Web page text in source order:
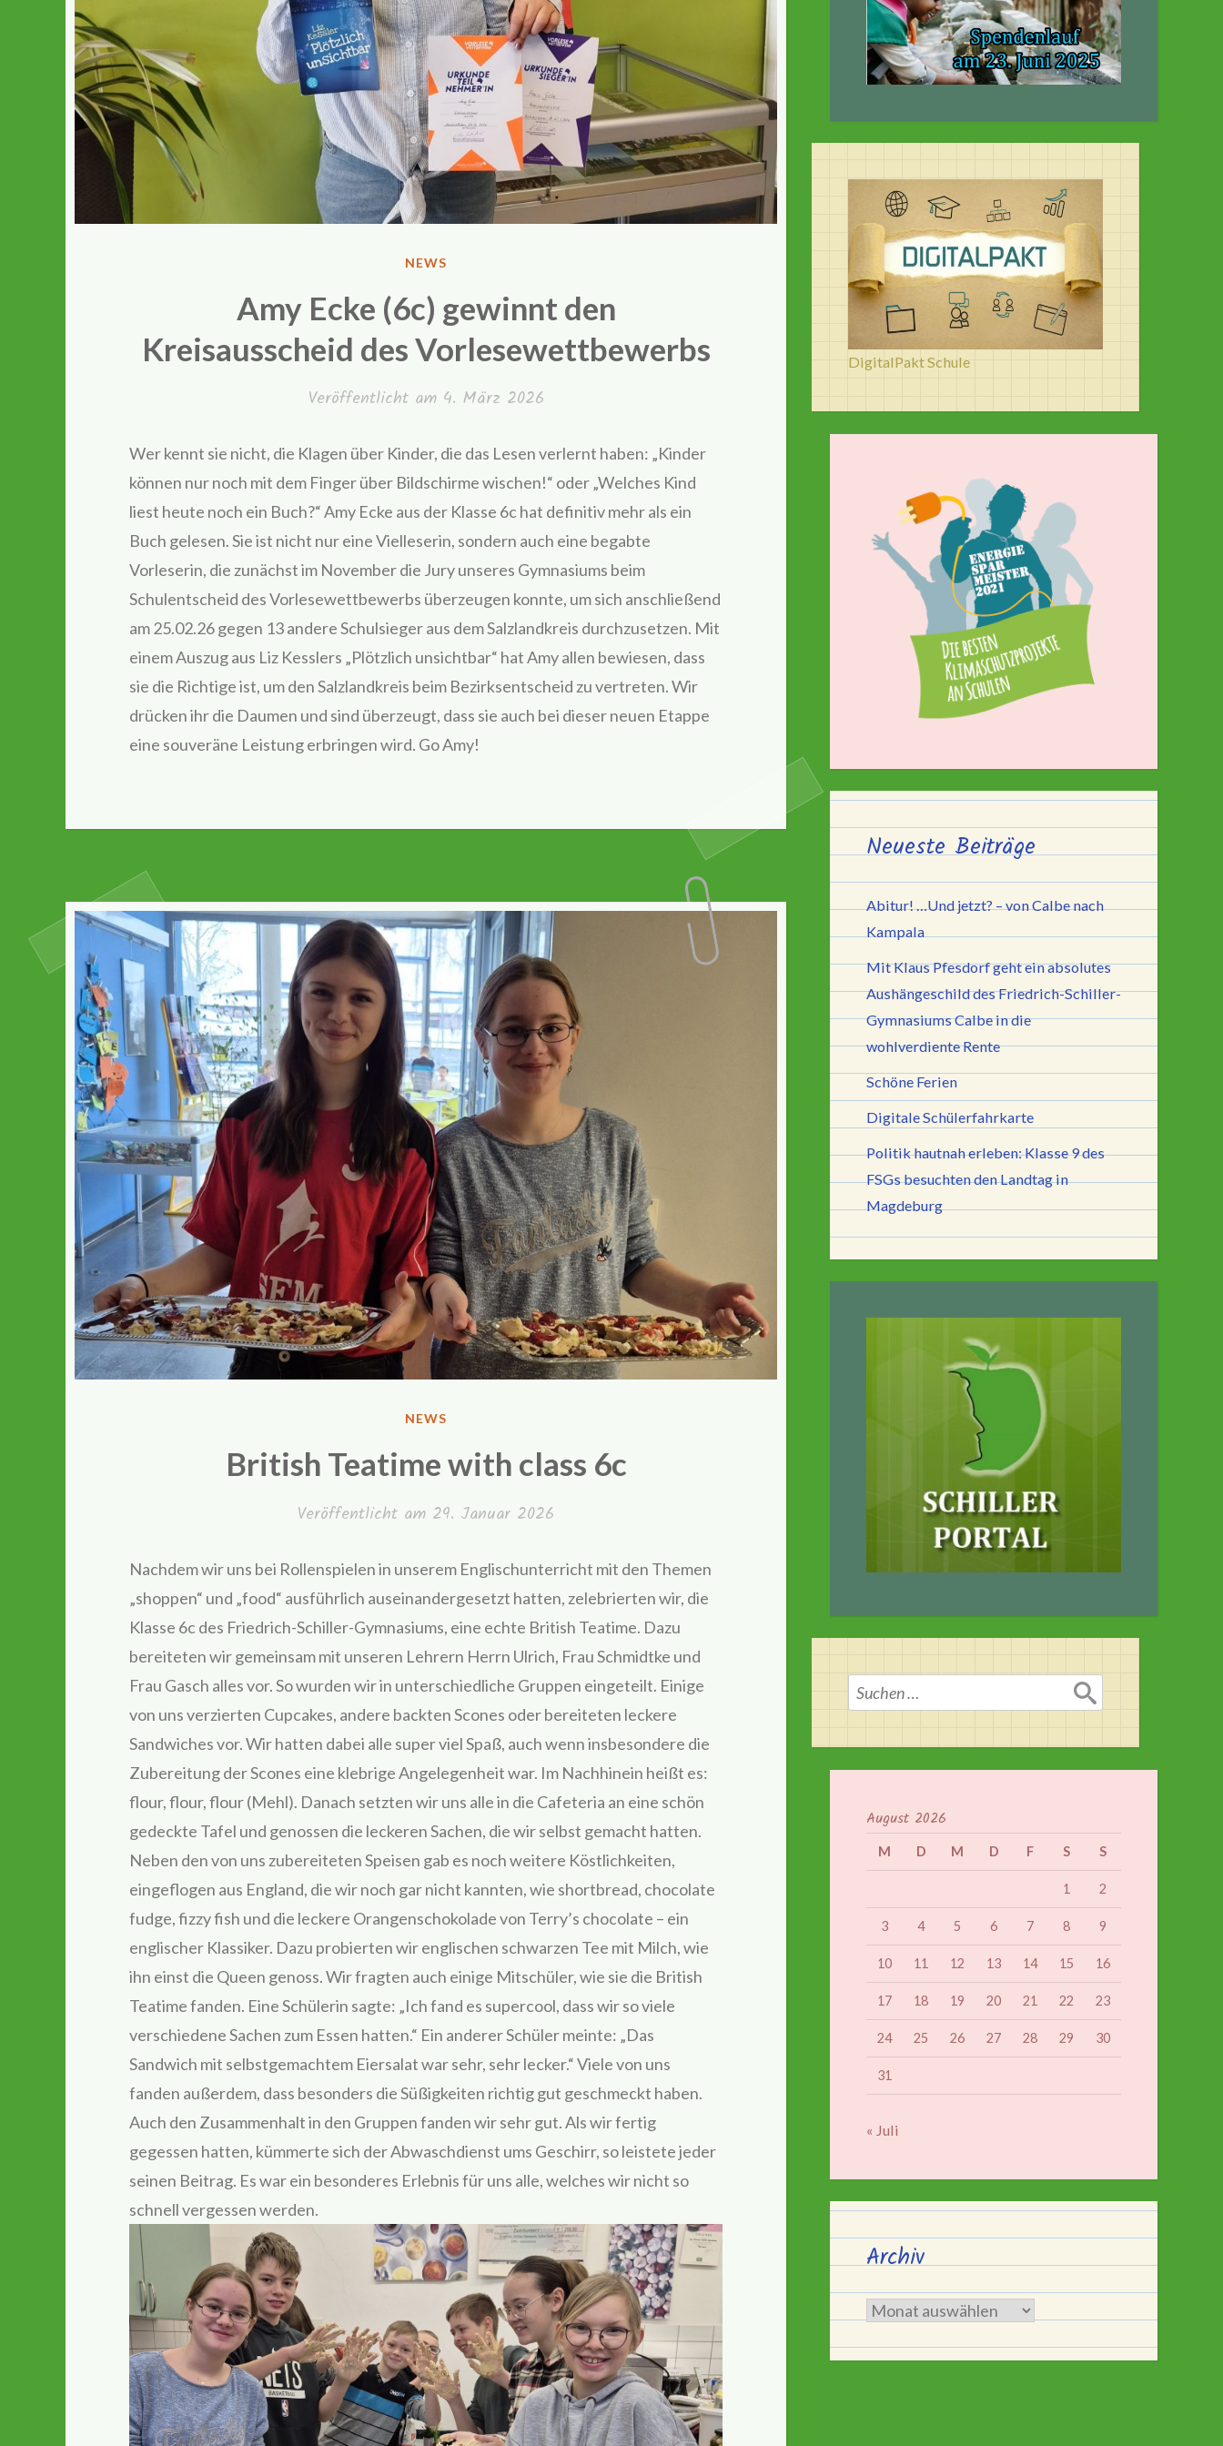
VERÖFFENTLICHT
NEWS
Amy Ecke (6c) gewinnt den
Kreisausscheid des Vorlesewettbewerbs
Veröffentlicht am 4. März 2026
Wer kennt sie nicht, die Klagen über Kinder, die das Lesen verlernt haben: „Kinder
können nur noch mit dem Finger über Bildschirme wischen!“ oder „Welches Kind
liest heute noch ein Buch?“ Amy Ecke aus der Klasse 6c hat definitiv mehr als ein
Buch gelesen. Sie ist nicht nur eine Vielleserin, sondern auch eine begabte
Vorleserin, die zunächst im November die Jury unseres Gymnasiums beim
Schulentscheid des Vorlesewettbewerbs überzeugen konnte, um sich anschließend
am 25.02.26 gegen 13 andere Schulsieger aus dem Salzlandkreis durchzusetzen. Mit
einem Auszug aus Liz Kesslers „Plötzlich unsichtbar“ hat Amy allen bewiesen, dass
sie die Richtige ist, um den Salzlandkreis beim Bezirksentscheid zu vertreten. Wir
drücken ihr die Daumen und sind überzeugt, dass sie auch bei dieser neuen Etappe
eine souveräne Leistung erbringen wird. Go Amy!
VERÖFFENTLICHT
NEWS
British Teatime with class 6c
Veröffentlicht am 29. Januar 2026
Nachdem wir uns bei Rollenspielen in unserem Englischunterricht mit den Themen
„shoppen“ und „food“ ausführlich auseinandergesetzt hatten, zelebrierten wir, die
Klasse 6c des Friedrich-Schiller-Gymnasiums, eine echte British Teatime. Dazu
bereiteten wir gemeinsam mit unseren Lehrern Herrn Ulrich, Frau Schmidtke und
Frau Gasch alles vor. So wurden wir in unterschiedliche Gruppen eingeteilt. Einige
von uns verzierten Cupcakes, andere backten Scones oder bereiteten leckere
Sandwiches vor. Wir hatten dabei alle super viel Spaß, auch wenn insbesondere die
Zubereitung der Scones eine klebrige Angelegenheit war. Im Nachhinein heißt es:
flour, flour, flour (Mehl). Danach setzten wir uns alle in die Cafeteria an eine schön
gedeckte Tafel und genossen die leckeren Sachen, die wir selbst gemacht hatten.
Neben den von uns zubereiteten Speisen gab es noch weitere Köstlichkeiten,
eingeflogen aus England, die wir noch gar nicht kannten, wie shortbread, chocolate
fudge, fizzy fish und die leckere Orangenschokolade von Terry’s chocolate – ein
englischer Klassiker. Dazu probierten wir englischen schwarzen Tee mit Milch, wie
ihn einst die Queen genoss. Wir fragten auch einige Mitschüler, wie sie die British
Teatime fanden. Eine Schülerin sagte: „Ich fand es supercool, dass wir so viele
verschiedene Sachen zum Essen hatten.“ Ein anderer Schüler meinte: „Das
Sandwich mit selbstgemachtem Eiersalat war sehr, sehr lecker.“ Viele von uns
fanden außerdem, dass besonders die Süßigkeiten richtig gut geschmeckt haben.
Auch den Zusammenhalt in den Gruppen fanden wir sehr gut. Als wir fertig
gegessen hatten, kümmerte sich der Abwaschdienst ums Geschirr, so leistete jeder
seinen Beitrag. Es war ein besonderes Erlebnis für uns alle, welches wir nicht so
schnell vergessen werden.
DigitalPakt Schule
Neueste Beiträge
Abitur! …Und jetzt? – von Calbe nach
Kampala
Mit Klaus Pfesdorf geht ein absolutes
Aushängeschild des Friedrich-Schiller-
Gymnasiums Calbe in die
wohlverdiente Rente
Schöne Ferien
Digitale Schülerfahrkarte
Politik hautnah erleben: Klasse 9 des
FSGs besuchten den Landtag in
Magdeburg
Suchen
nach:
August 2026
M D M D F S S
1 2
3 4 5 6 7 8 9
10 11 12 13 14 15 16
17 18 19 20 21 22 23
24 25 26 27 28 29 30
31
« Juli
Archiv
Archiv